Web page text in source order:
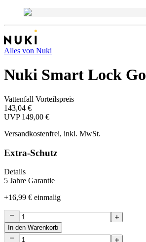
Alles von Nuki
Nuki Smart Lock Go
Vattenfall Vorteilspreis
143,04 €
UVP 149,00 €
Versandkostenfrei, inkl. MwSt.
Extra-Schutz
Details
5 Jahre Garantie
+16,99 € einmalig
In den Warenkorb